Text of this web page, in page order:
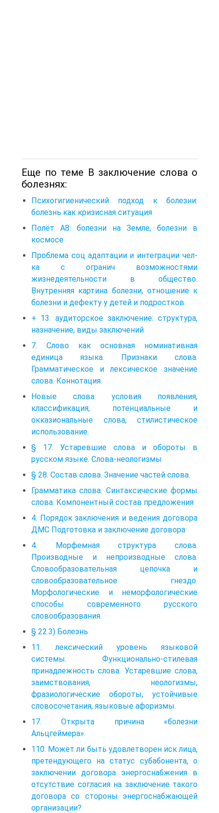
Еще по теме В заключение слова о
болезнях:
Психогигиенический подход к болезни:
болезнь как кризисная ситуация
Полёт А8: болезни на Земле, болезни в
космосе
Проблема соц адаптации и интеграции чел-
ка с огранич возможностями
жизнедеятельности в общество.
Внутренняя картина болезни, отношение к
болезни и дефекту у детей и подростков.
+ 13. аудиторское заключение: структура,
назначение, виды заключений
7. Слово как основная номинативная
единица языка. Признаки слова.
Грамматическое и лексическое значение
слова. Коннотация.
Новые слова: условия появления,
классификация, потенциальные и
окказиональные слова, стилистическое
использование.
§ 17. Устаревшие слова и обороты в
русском языке. Слова-неологизмы
§ 28. Состав слова. Значение частей слова.
Грамматика слова. Синтаксические формы
слова. Компонентный состав предложения
4. Порядок заключения и ведения договора
ДМС Подготовка и заключение договора
4. Морфемная структура слова.
Производные и непроизводные слова.
Словообразовательная цепочка и
словообразовательное гнездо.
Морфологические и неморфологические
способы современного русского
словообразования.
§ 22.3) Болезнь
11. лексический уровень языковой
системы. Функционально-стилевая
принадлежность слова. Устаревшие слова,
заимствования, неологизмы,
фразиологические обороты, устойчивые
словосочетания, языковые афоризмы.
17. Открыта причина «болезни
Альцгеймера».
110. Может ли быть удовлетворен иск лица,
претендующего на статус субабонента, о
заключении договора энергоснабжения в
отсутствие согласия на заключение такого
договора со стороны энергоснабжающей
организации?